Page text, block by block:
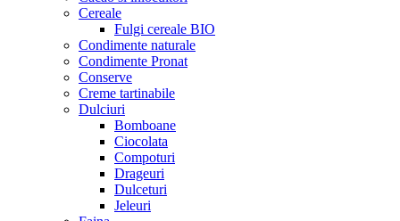
Cereale
Fulgi cereale BIO
Condimente naturale
Condimente Pronat
Conserve
Creme tartinabile
Dulciuri
Bomboane
Ciocolata
Compoturi
Drageuri
Dulceturi
Jeleuri